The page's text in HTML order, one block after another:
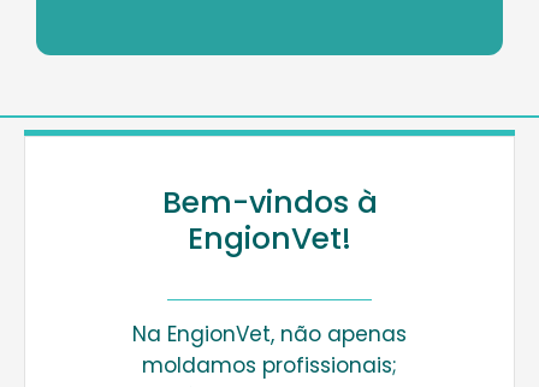
Bem-vindos à
EngionVet!
Na EngionVet, não apenas
moldamos profissionais;